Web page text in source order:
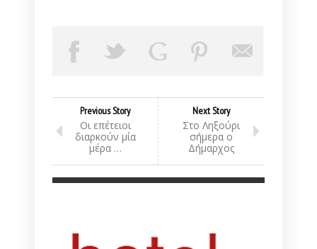
Previous Story
Οι επέτειοι
διαρκούν μία
μέρα …
Next Story
Στο Ληξούρι
σήμερα ο
Δήμαρχος